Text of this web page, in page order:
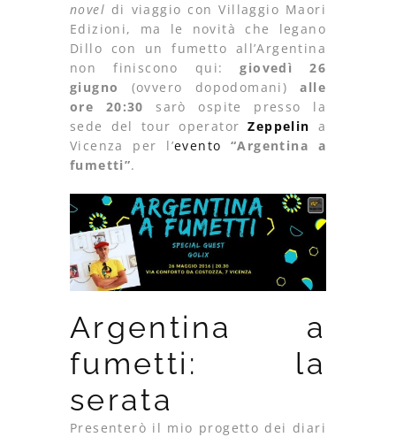
novel di viaggio con Villaggio Maori
Edizioni, ma le novità che legano
Dillo con un fumetto all’Argentina
non finiscono qui:giovedì 26
giugno
(ovvero dopodomani)alle
ore 20:30 sarò ospite presso la
sede del tour operatorZeppelin a
Vicenza per l’evento
“Argentina a
fumetti”.
Argentina a
fumetti: la
serata
Presenterò il mio progetto dei diari